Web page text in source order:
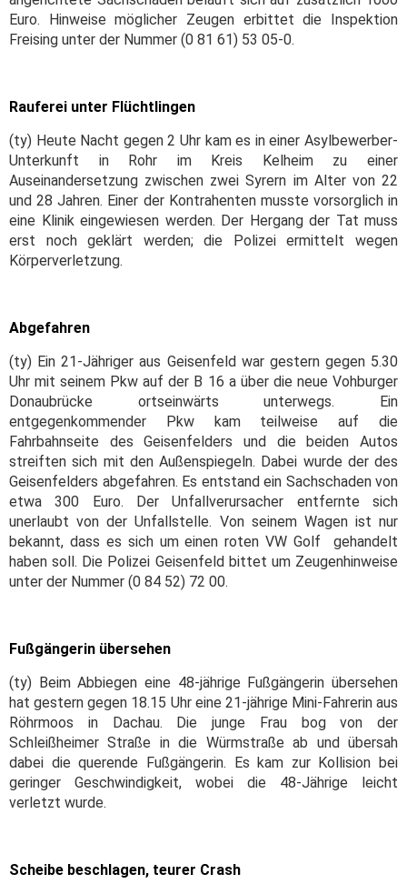
Euro. Hinweise möglicher Zeugen erbittet die Inspektion
Freising unter der Nummer (0 81 61) 53 05-0.
Rauferei unter Flüchtlingen
(ty) Heute Nacht gegen 2 Uhr kam es in einer Asylbewerber-
Unterkunft in Rohr im Kreis Kelheim zu einer
Auseinandersetzung zwischen zwei Syrern im Alter von 22
und 28 Jahren. Einer der Kontrahenten musste vorsorglich in
eine Klinik eingewiesen werden. Der Hergang der Tat muss
erst noch geklärt werden; die Polizei ermittelt wegen
Körperverletzung.
Abgefahren
(ty) Ein 21-Jähriger aus Geisenfeld war gestern gegen 5.30
Uhr mit seinem Pkw auf der B 16 a über die neue Vohburger
Donaubrücke ortseinwärts unterwegs. Ein
entgegenkommender Pkw kam teilweise auf die
Fahrbahnseite des Geisenfelders und die beiden Autos
streiften sich mit den Außenspiegeln. Dabei wurde der des
Geisenfelders abgefahren. Es entstand ein Sachschaden von
etwa 300 Euro. Der Unfallverursacher entfernte sich
unerlaubt von der Unfallstelle. Von seinem Wagen ist nur
bekannt, dass es sich um einen roten VW Golf gehandelt
haben soll. Die Polizei Geisenfeld bittet um Zeugenhinweise
unter der Nummer (0 84 52) 72 00.
Fußgängerin übersehen
(ty) Beim Abbiegen eine 48-jährige Fußgängerin übersehen
hat gestern gegen 18.15 Uhr eine 21-jährige Mini-Fahrerin aus
Röhrmoos in Dachau. Die junge Frau bog von der
Schleißheimer Straße in die Würmstraße ab und übersah
dabei die querende Fußgängerin. Es kam zur Kollision bei
geringer Geschwindigkeit, wobei die 48-Jährige leicht
verletzt wurde.
Scheibe beschlagen, teurer Crash